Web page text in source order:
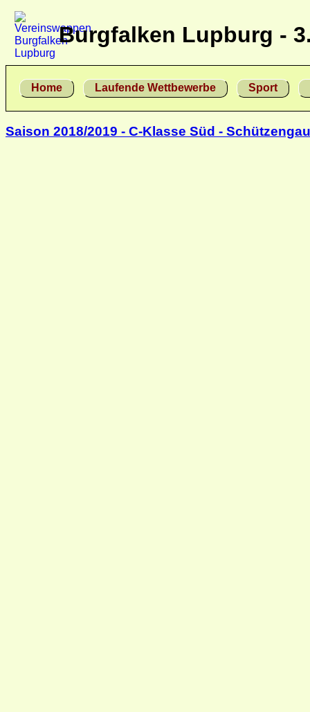
Burgfalken Lupburg -
Home Laufende Wettbewerbe Sport
Saison 2018/2019 - C-Klasse Süd -